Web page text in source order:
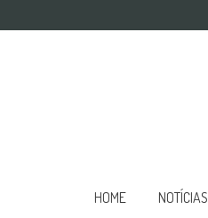
HOME NOTÍCIAS